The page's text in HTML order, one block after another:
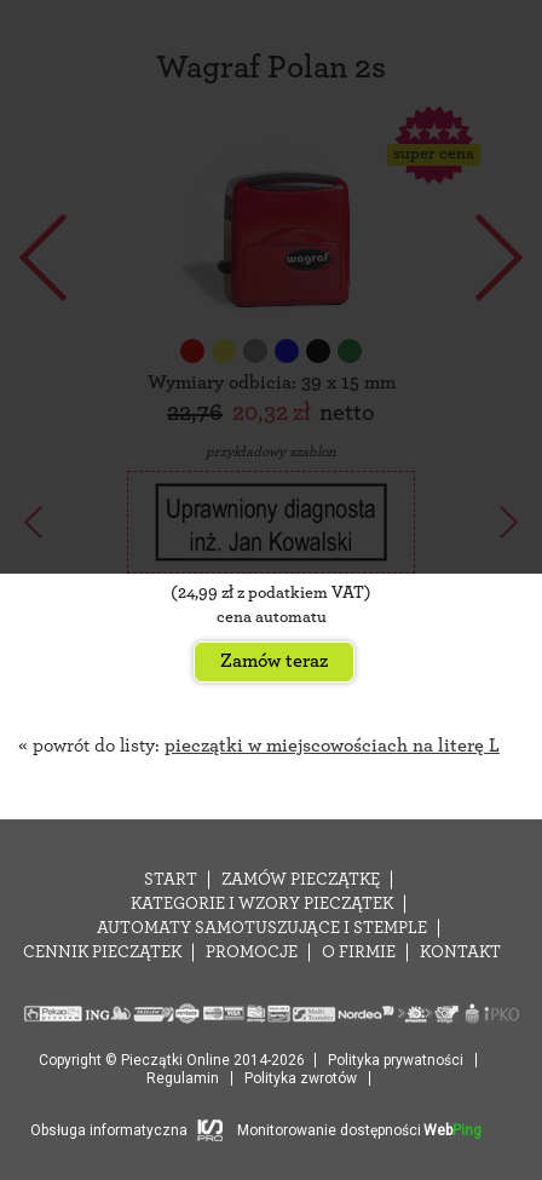
Wagraf Polan 2s
super cena
Wymiary odbicia: 39 x 15 mm
22,76 20,32 zł netto
przykładowy szablon
(24,99 zł z podatkiem VAT)
cena automatu
Zamów teraz
« powrót do listy: pieczątki w miejscowościach na literę L
START
ZAMÓW PIECZĄTKĘ
KATEGORIE I WZORY PIECZĄTEK
AUTOMATY SAMOTUSZUJĄCE I STEMPLE
CENNIK PIECZĄTEK
PROMOCJE O FIRMIE KONTAKT
Copyright © Pieczątki Online 2014-2026
Polityka prywatności
Regulamin
Polityka zwrotów
Obsługa informatyczna Monitorowanie dostępności WebPing